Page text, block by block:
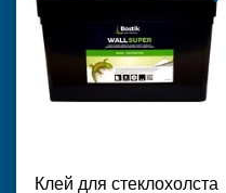
Клей для стеклохолста